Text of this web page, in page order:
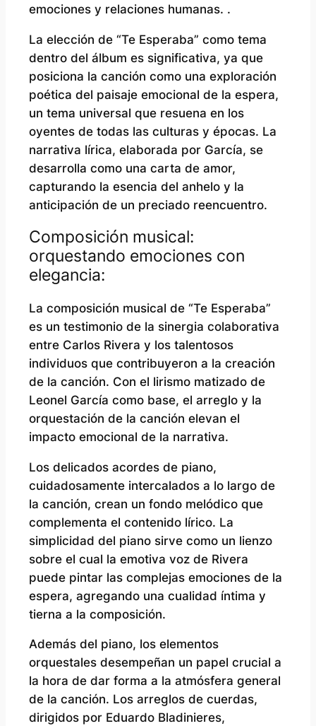
emociones y relaciones humanas. .
La elección de “Te Esperaba” como tema
dentro del álbum es significativa, ya que
posiciona la canción como una exploración
poética del paisaje emocional de la espera,
un tema universal que resuena en los
oyentes de todas las culturas y épocas. La
narrativa lírica, elaborada por García, se
desarrolla como una carta de amor,
capturando la esencia del anhelo y la
anticipación de un preciado reencuentro.
Composición musical:
orquestando emociones con
elegancia:
La composición musical de “Te Esperaba”
es un testimonio de la sinergia colaborativa
entre Carlos Rivera y los talentosos
individuos que contribuyeron a la creación
de la canción. Con el lirismo matizado de
Leonel García como base, el arreglo y la
orquestación de la canción elevan el
impacto emocional de la narrativa.
Los delicados acordes de piano,
cuidadosamente intercalados a lo largo de
la canción, crean un fondo melódico que
complementa el contenido lírico. La
simplicidad del piano sirve como un lienzo
sobre el cual la emotiva voz de Rivera
puede pintar las complejas emociones de la
espera, agregando una cualidad íntima y
tierna a la composición.
Además del piano, los elementos
orquestales desempeñan un papel crucial a
la hora de dar forma a la atmósfera general
de la canción. Los arreglos de cuerdas,
dirigidos por Eduardo Bladinieres,